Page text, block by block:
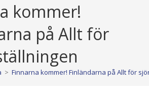
kommer!
på Allt för
> Finnarna kommer! Finländarna på Allt för